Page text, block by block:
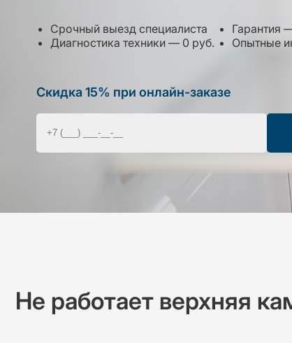
Срочный выезд специалиста
Гарантия
Диагностика техники — 0 руб.
Опытные
Скидка 15% при онлайн-заказе
Не работает верхняя